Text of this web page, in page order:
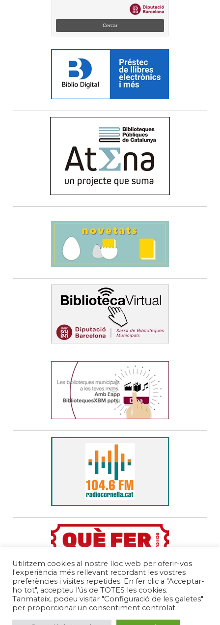
Utilitzem cookies al nostre lloc web per oferir-vos
l'experiència més rellevant recordant les vostres
preferències i visites repetides. En fer clic a "Acceptar-
ho tot", accepteu l'ús de TOTES les cookies.
Tanmateix, podeu visitar "Configuració de les galetes"
per proporcionar un consentiment controlat.